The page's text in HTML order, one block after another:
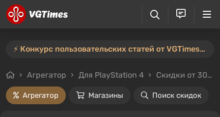
⚡️ Конкурс пользовательских статей от VGTimes продлён — участвуйте тут ⚡️
Агрегатор Для PlayStation 4 Скидки от 30%
Агрегатор Магазины Поиск скидок